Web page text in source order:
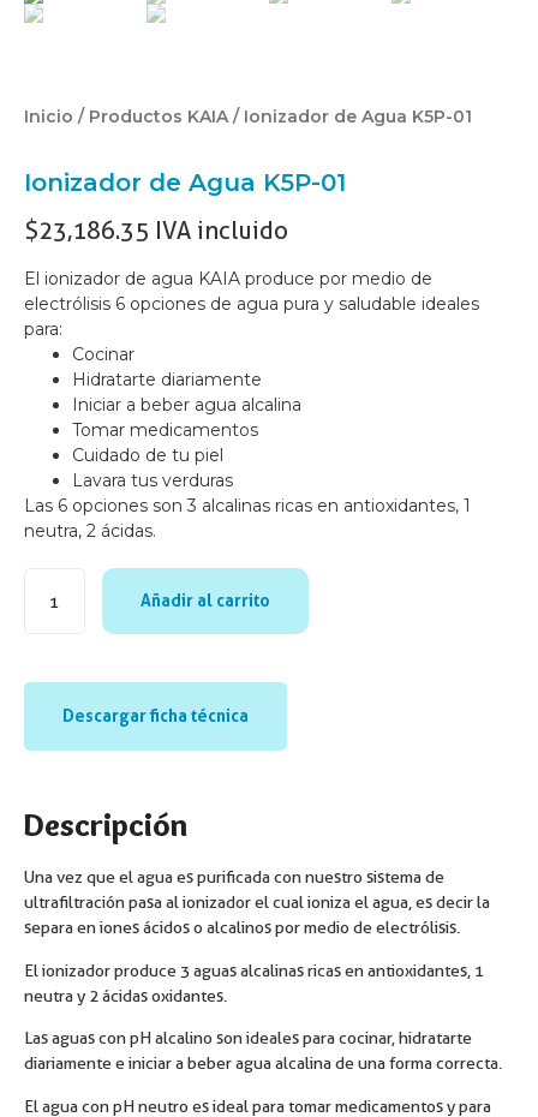
Inicio / Productos KAIA/ Ionizador de Agua K5P-01
Ionizador de Agua K5P-01
$23,186.35 IVA incluido
El ionizador de agua KAIA produce por medio de
electrólisis 6 opciones de agua pura y saludable ideales
para:
Cocinar
Hidratarte diariamente
Iniciar a beber agua alcalina
Tomar medicamentos
Cuidado de tu piel
Lavara tus verduras
Las 6 opciones son 3 alcalinas ricas en antioxidantes, 1
neutra, 2 ácidas.
Añadir al carrito
Descargar ficha técnica
Descripción
Una vez que el agua es purificada con nuestro sistema de
ultrafiltración pasa al ionizador el cual ioniza el agua, es decir la
separa en iones ácidos o alcalinos por medio de electrólisis.
El ionizador produce 3 aguas alcalinas ricas en antioxidantes, 1
neutra y 2 ácidas oxidantes.
Las aguas con pH alcalino son ideales para cocinar, hidratarte
diariamente e iniciar a beber agua alcalina de una forma correcta.
El agua con pH neutro es ideal para tomar medicamentos y para